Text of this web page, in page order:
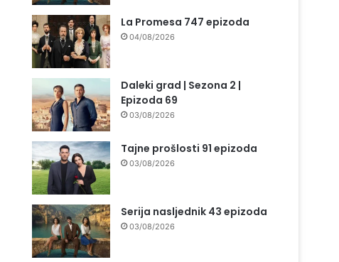
La Promesa 747 epizoda
04/08/2026
Daleki grad | Sezona 2 |
Epizoda 69
03/08/2026
Tajne prošlosti 91 epizoda
03/08/2026
Serija nasljednik 43 epizoda
03/08/2026